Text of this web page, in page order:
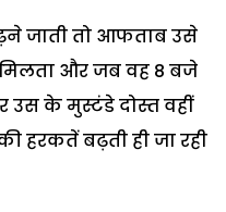
जाती तो आफताब उसे
और जब वह 8 बजे
के मुस्टंडे दोस्त वहीं
हरकतें बढ़ती ही जा रही